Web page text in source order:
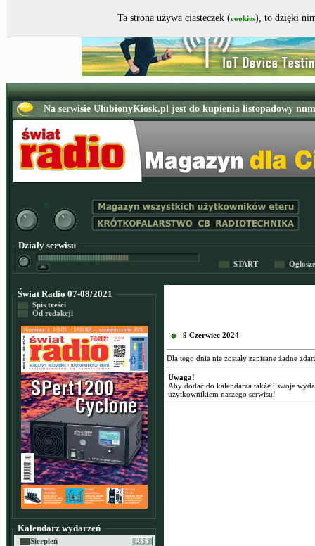
Działy serwisu
START
Świat Radio 07-08/2021
Spis treści
Od redakcji
Kalendarz wydarzeń
Sierpień
9 Czerwiec 2024
Dla tego dnia nie zostały zapisane żadne
Uwaga!
Aby dodać do kalendarza także i swoje
użytkownikiem naszego serwisu!
Ta strona używa ciasteczek (cookies), to dzięki